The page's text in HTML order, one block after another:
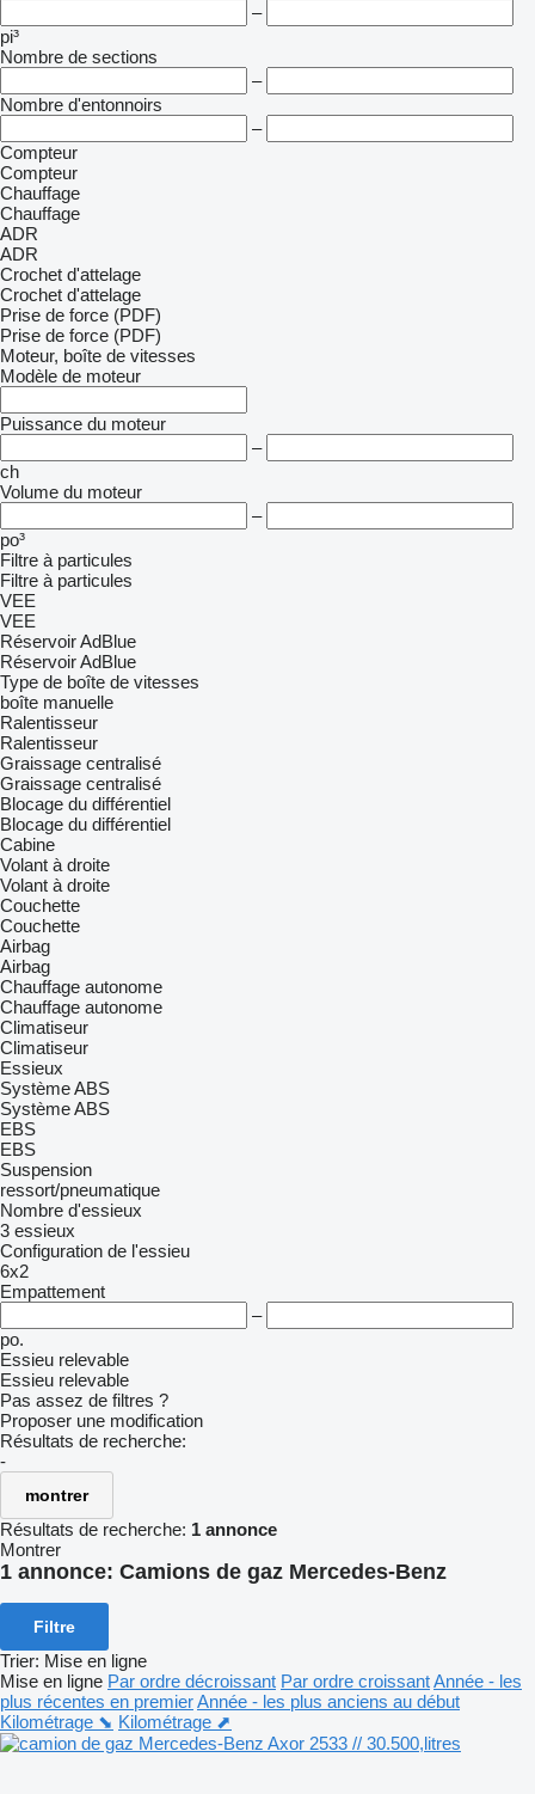
–
pi³
Nombre de sections
–
Nombre d'entonnoirs
–
Compteur
Compteur
Chauffage
Chauffage
ADR
ADR
Crochet d'attelage
Crochet d'attelage
Prise de force (PDF)
Prise de force (PDF)
Moteur, boîte de vitesses
Modèle de moteur
Puissance du moteur
–
ch
Volume du moteur
–
po³
Filtre à particules
Filtre à particules
VEE
VEE
Réservoir AdBlue
Réservoir AdBlue
Type de boîte de vitesses
boîte manuelle
Ralentisseur
Ralentisseur
Graissage centralisé
Graissage centralisé
Blocage du différentiel
Blocage du différentiel
Cabine
Volant à droite
Volant à droite
Couchette
Couchette
Airbag
Airbag
Chauffage autonome
Chauffage autonome
Climatiseur
Climatiseur
Essieux
Système ABS
Système ABS
EBS
EBS
Suspension
ressort/pneumatique
Nombre d'essieux
3 essieux
Configuration de l'essieu
6x2
Empattement
–
po.
Essieu relevable
Essieu relevable
Pas assez de filtres ?
Proposer une modification
Résultats de recherche:
-
montrer
Résultats de recherche: 1 annonce
Montrer
1 annonce: Camions de gaz Mercedes-Benz
Filtre
Trier: Mise en ligne
Mise en ligne Par ordre décroissant Par ordre croissantAnnée - les
plus récentes en premierAnnée - les plus anciens au début
Kilométrage ⬊ Kilométrage ⬈